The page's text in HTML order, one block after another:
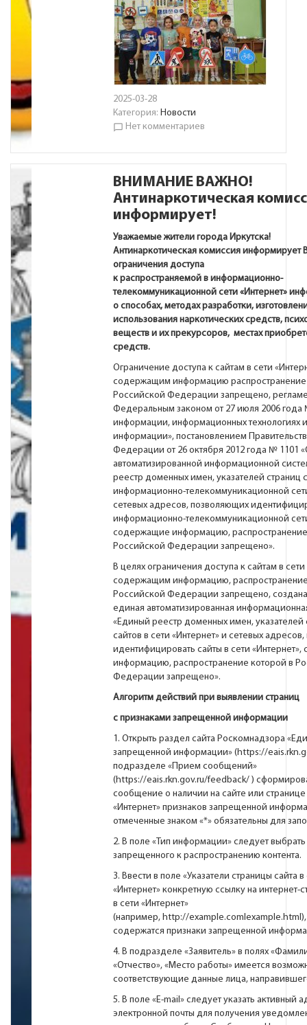
2025-03-28
Категория: Новости
chat_bubble_outline Нет комментариев
ВНИМАНИЕ ВАЖНО!
Антинаркотическая
информирует!
Уважаемые жители города Иркутска!
Антинаркотическая комиссия информирует
ограничения доступа
к распространяемой в информационно-
телекоммуникационной сети «Интернет»
о способах, методах разработки,
использования наркотических средств,
веществ и их прекурсоров, местах
средств.
Ограничение доступа к сайтам в сети
содержащим информацию распространение
Российской Федерации запрещено,
Федеральным законом от 27 июля 2006
информации, информационных технологиях
информации», постановлением
Федерации от 26 октября 2012 года № 1101
автоматизированной информационной
реестр доменных имен, указателей страниц
информационно-телекоммуникационной
сетевых адресов, позволяющих
информационно-телекоммуникационной
содержащие информацию,
Российской Федерации запрещено».
В целях ограничения доступа к сайтам в сети
содержащим информацию,
Российской Федерации запрещено,
единая автоматизированная
«Единый реестр доменных имен, указателей
сайтов в сети «Интернет» и сетевых
идентифицировать сайты в сети
информацию, распространение которой в
Федерации запрещено».
Алгоритм действий при выявлении страниц
с признаками запрещенной информации
1. Открыть раздел сайта Роскомнадзора
запрещенной информации» (https://
подразделе «Прием сообщений»
(https://eais.rkn.gov.ru/feedback/)
cообщение о наличии на сайте или странице
«Интернет» признаков запрещенной
отмеченные знаком «*» обязательны для
2. В поле «Тип информации» следует
запрещенного к распространению контента.
3. Ввести в поле «Указатели страницы сайта в
«Интернет» конкретную ссылку на интернет-
в сети «Интернет»
(например, http://example.comlexample.html
содержатся признаки запрещенной
4. В подразделе «Заявитель» в полях
«Отчество», «Место работы» имеется
соответствующие данные лица,
5. В поле «Е-mail» следует указать активный
электронной почты для получения